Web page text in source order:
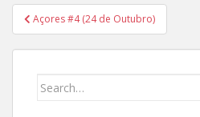
Post
navigation
Açores #4 (24 de Outubro)
Search